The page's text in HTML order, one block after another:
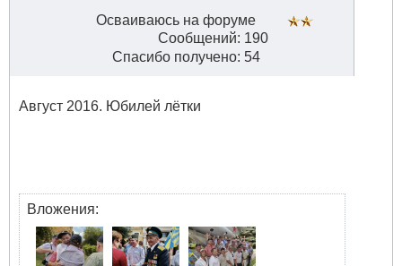
Осваиваюсь на форуме
Сообщений: 190
Спасибо получено: 54
Август 2016. Юбилей лётки
Вложения: